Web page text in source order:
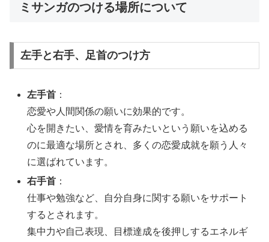
ミサンガのつける場所について
左手と右手、足首のつけ方
左手首 ：
恋愛や人間関係の願いに効果的です。
心を開きたい、愛情を育みたいという願いを込める
のに最適な場所とされ、多くの恋愛成就を願う人々
に選ばれています。
右手首 ：
仕事や勉強など、自分自身に関する願いをサポート
するとされます。
集中力や自己表現、目標達成を後押しするエネルギ